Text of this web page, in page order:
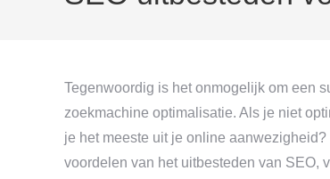
Tegenwoordig is het onmogelijk om een
zoekmachine optimalisatie. Als je niet
je het meeste uit je online
voordelen van het uitbesteden van SEO,